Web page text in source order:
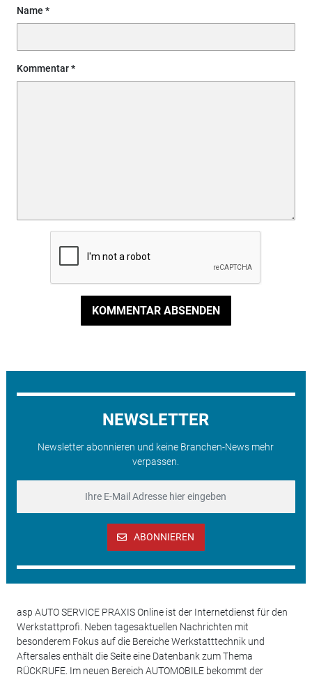
Name
Kommentar
KOMMENTAR ABSENDEN
NEWSLETTER
Newsletter abonnieren und keine Branchen-News mehr
verpassen.
ABONNIEREN
asp AUTO SERVICE PRAXIS Online ist der Internetdienst für den
Werkstattprofi. Neben tagesaktuellen Nachrichten mit
besonderem Fokus auf die Bereiche Werkstatttechnik und
Aftersales enthält die Seite eine Datenbank zum Thema
RÜCKRUFE. Im neuen Bereich AUTOMOBILE bekommt der